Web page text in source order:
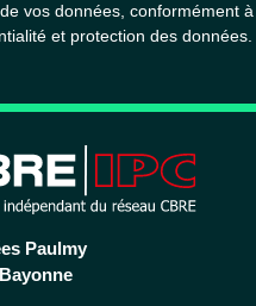
vos données, conformément
et protection des données.
Paulmy